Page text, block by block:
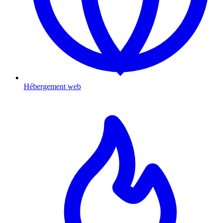
Hébergement web